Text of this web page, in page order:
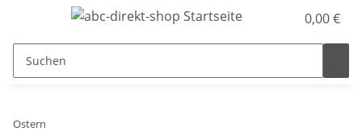
0,00 €
Ostern